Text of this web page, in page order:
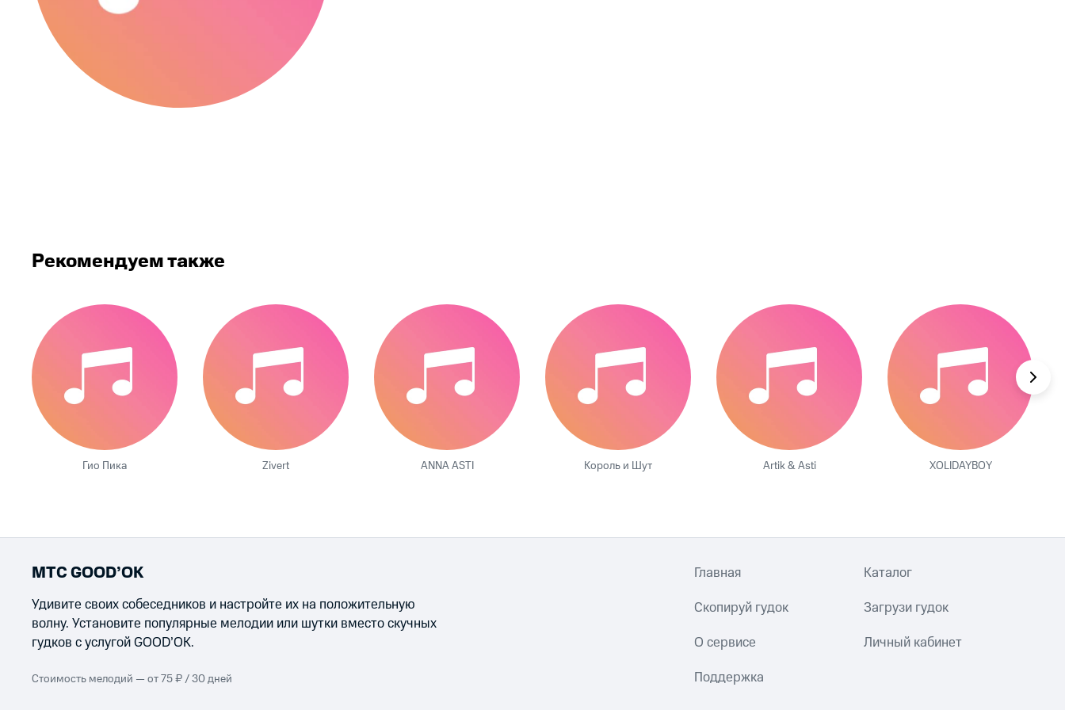
Рекомендуем также
Гио Пика Zivert ANNA ASTI Король и Шут Artik & Asti XOLIDAYBOY
МТС GOOD’OK
Удивите своих собеседников и настройте их на положительную
волну. Установите популярные мелодии или шутки вместо скучных
гудков с услугой GOOD’OK.
Стоимость мелодий — от 75 ₽ / 30 дней
Главная Каталог
Скопируй гудок Загрузи гудок
О сервисе Личный кабинет
Поддержка